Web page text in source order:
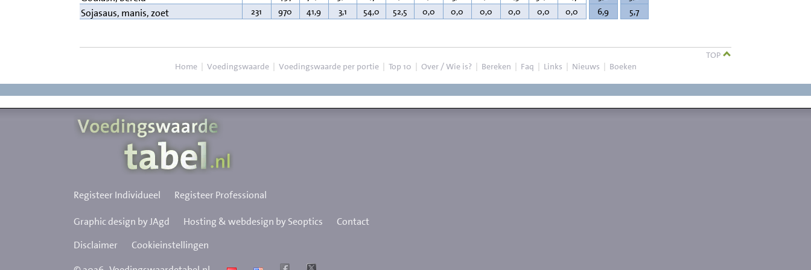
Sojasaus, manis, zoet 231 970 41,9 3,1 54,0 52,5 0,0 0,0 0,0 0,0 0,0 0,0 6,9 5,7
TOP
Home | Voedingswaarde | Voedingswaarde per portie | Top 10 | Over / Wie is? | Bereken | Faq | Links | Nieuws | Boeken
Registeer Individueel Registeer Professional
Graphic design by JAgd Hosting & webdesign by Seoptics
Contact
Disclaimer
Cookieinstellingen